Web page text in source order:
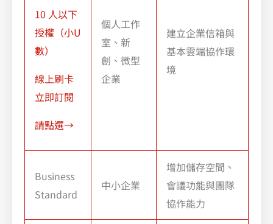
10 人以下
授權（小U
數）
線上刷卡
立即訂閱
請點選→
個人工作
室、新
創、微型
企業
建立企業信箱與
基本雲端協作環
境
Business
Standard
中小企業
增加儲存空間、
會議功能與團隊
協作能力